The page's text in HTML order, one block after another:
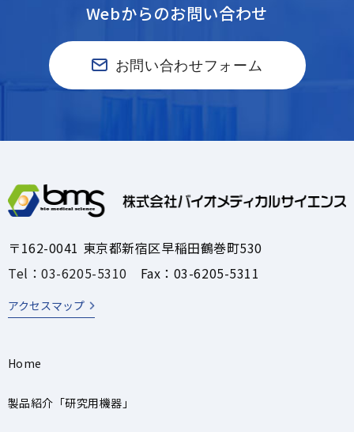
Webからのお問い合わせ
お問い合わせフォーム
〒162-0041 東京都新宿区早稲田鶴巻町530
Tel：03-6205-5310 Fax：03-6205-5311
アクセスマップ
Home
製品紹介「研究用機器」